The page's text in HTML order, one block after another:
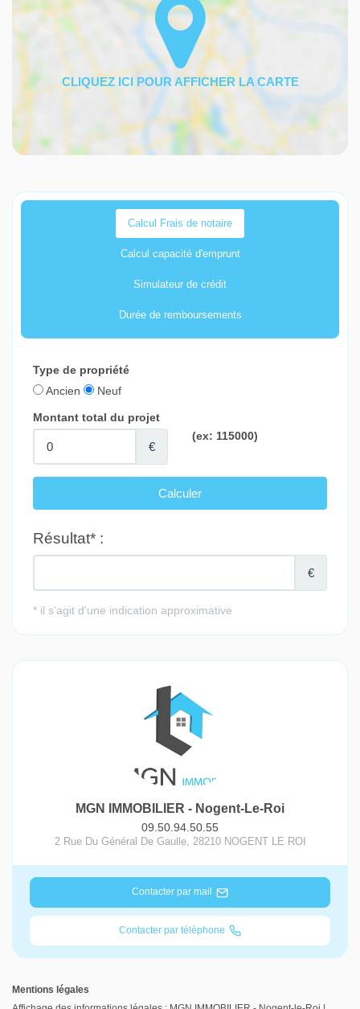
Calcul Frais de notaire
Calcul capacité d'emprunt
Simulateur de crédit
Durée de remboursements
MGN IMMOBILIER - Nogent-Le-Roi
09.50.94.50.55
2 Rue Du Général De Gaulle, 28210 NOGENT LE ROI
Contacter par mail
Contacter par téléphone
Mentions légales